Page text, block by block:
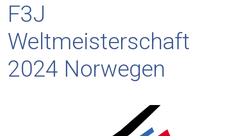
F3J
Weltmeisterschaft
2024 Norwegen